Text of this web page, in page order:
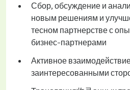
Сбор, обсуждение и
новым решениям и
тесном партнерстве с
бизнес-партнерами
Активное
заинтересованными